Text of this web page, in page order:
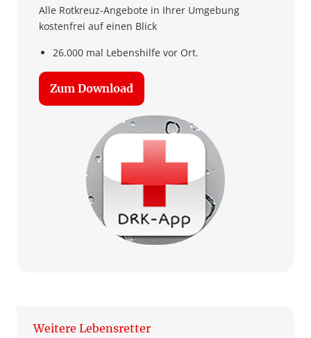
Alle Rotkreuz-Angebote in Ihrer Umgebung
kostenfrei auf einen Blick
26.000 mal Lebenshilfe vor Ort.
Zum Download
Weitere Lebensretter